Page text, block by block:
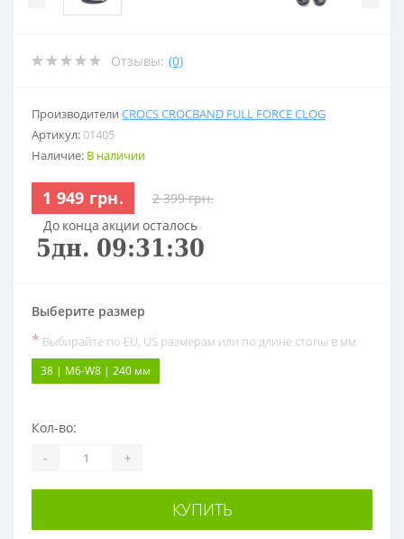
Отзывы: (0)
Производители CROCS CROCBAND FULL FORCE CLOG
Артикул:01405
Наличие: В наличии
1 949 грн.
2 399 грн.
До конца акции осталось
5дн. 09:31:30
Выберите размер
* Выбирайте по EU, US размерам или по длине стопы в мм
38 | M6-W8 | 240 мм
Кол-во:
- +
КУПИТЬ